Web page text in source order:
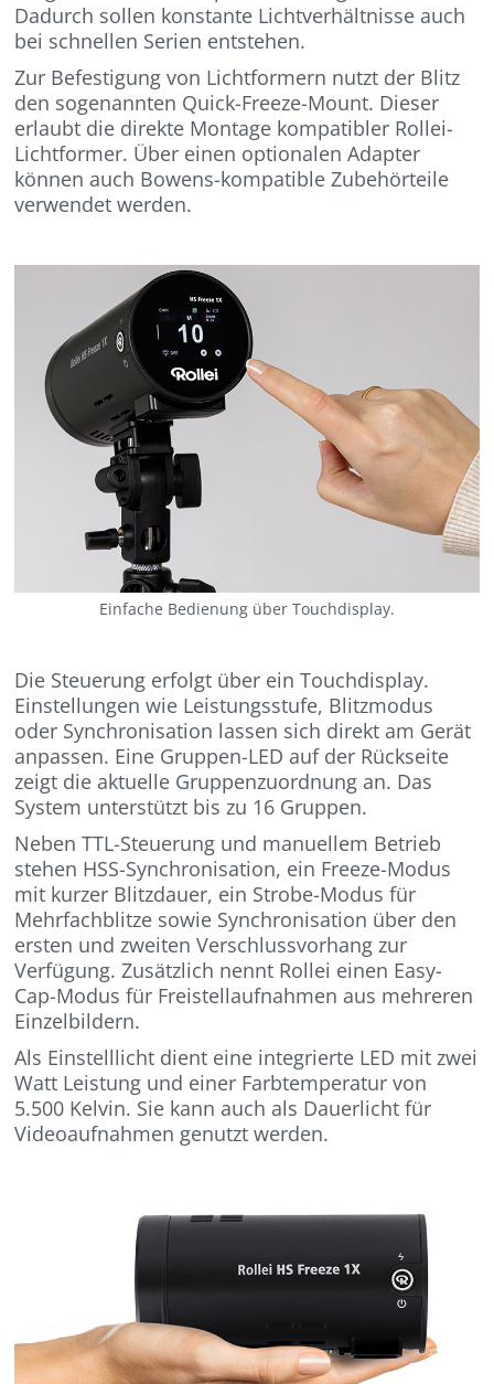
Dadurch sollen konstante Lichtverhältnisse auch
bei schnellen Serien entstehen.
Zur Befestigung von Lichtformern nutzt der Blitz
den sogenannten Quick-Freeze-Mount. Dieser
erlaubt die direkte Montage kompatibler Rollei-
Lichtformer. Über einen optionalen Adapter
können auch Bowens-kompatible Zubehörteile
verwendet werden.
Einfache Bedienung über Touchdisplay.
Die Steuerung erfolgt über ein Touchdisplay.
Einstellungen wie Leistungsstufe, Blitzmodus
oder Synchronisation lassen sich direkt am Gerät
anpassen. Eine Gruppen-LED auf der Rückseite
zeigt die aktuelle Gruppenzuordnung an. Das
System unterstützt bis zu 16 Gruppen.
Neben TTL-Steuerung und manuellem Betrieb
stehen HSS-Synchronisation, ein Freeze-Modus
mit kurzer Blitzdauer, ein Strobe-Modus für
Mehrfachblitze sowie Synchronisation über den
ersten und zweiten Verschlussvorhang zur
Verfügung. Zusätzlich nennt Rollei einen Easy-
Cap-Modus für Freistellaufnahmen aus mehreren
Einzelbildern.
Als Einstelllicht dient eine integrierte LED mit zwei
Watt Leistung und einer Farbtemperatur von
5.500 Kelvin. Sie kann auch als Dauerlicht für
Videoaufnahmen genutzt werden.